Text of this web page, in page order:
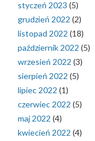
styczeń 2023 (5)
grudzień 2022 (2)
listopad 2022 (18)
październik 2022 (5)
wrzesień 2022 (3)
sierpień 2022 (5)
lipiec 2022 (1)
czerwiec 2022 (5)
maj 2022 (4)
kwiecień 2022 (4)